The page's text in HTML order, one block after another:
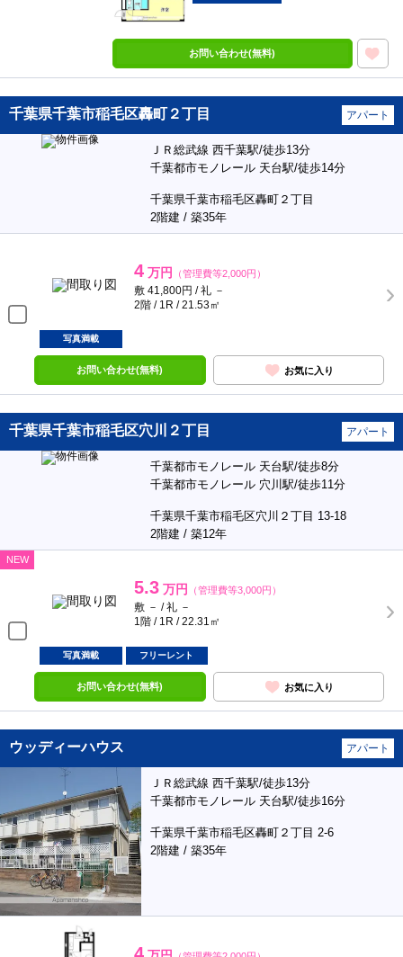
お問い合わせ(無料)
千葉県千葉市稲毛区轟町２丁目 アパート
ＪＲ総武線 西千葉駅/徒歩13分
千葉都市モノレール 天台駅/徒歩14分
千葉県千葉市稲毛区轟町２丁目
2階建 / 築35年
4 万円 （管理費等2,000円）
敷 41,800円 / 礼 －
2階 / 1R / 21.53㎡
写真満載
お問い合わせ(無料) お気に入り
千葉県千葉市稲毛区穴川２丁目 アパート
千葉都市モノレール 天台駅/徒歩8分
千葉都市モノレール 穴川駅/徒歩11分
千葉県千葉市稲毛区穴川２丁目 13-18
2階建 / 築12年
NEW
5.3 万円 （管理費等3,000円）
敷 － / 礼 －
1階 / 1R / 22.31㎡
写真満載 フリーレント
お問い合わせ(無料) お気に入り
ウッディーハウス アパート
ＪＲ総武線 西千葉駅/徒歩13分
千葉都市モノレール 天台駅/徒歩16分
千葉県千葉市稲毛区轟町２丁目 2-6
2階建 / 築35年